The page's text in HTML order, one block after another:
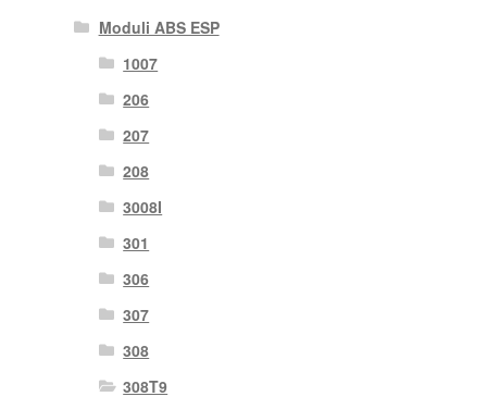
Moduli ABS ESP
1007
206
207
208
3008I
301
306
307
308
308T9